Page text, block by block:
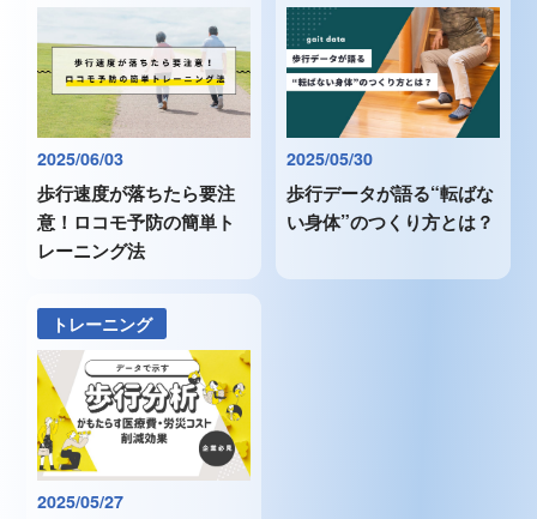
2025/06/03
歩行速度が落ちたら要注
意！ロコモ予防の簡単ト
レーニング法
2025/05/30
歩行データが語る“転ばな
い身体”のつくり方とは？
トレーニング
2025/05/27